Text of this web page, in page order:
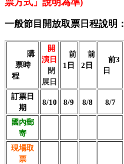
票方式」說明為準)
一般節目開放取票日程說明：
購
票時
程
開
演日
閉
展日
前
1日
前
2日
前3
日
訂票日
期
8/10 8/9 8/8 8/7
國內郵
寄
現場取
票